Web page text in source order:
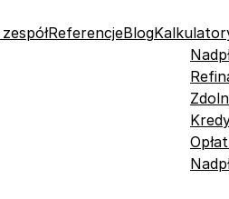
ReferencjeBlog